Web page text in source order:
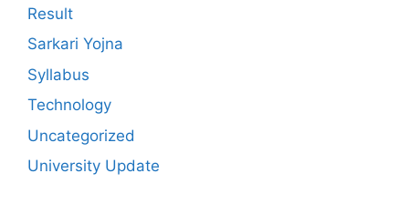
Result
Sarkari Yojna
Syllabus
Technology
Uncategorized
University Update